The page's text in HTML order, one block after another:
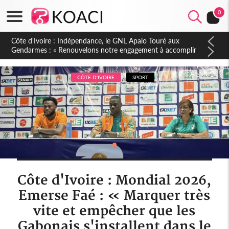
0
Sierra Leone : Un projet de réforme constitutionnelle en
gestation, points clés des amendements, un exclu d'avance
CÔTE D'IVOIRE SPORT
Côte d'Ivoire : Mondial 2026,
Emerse Faé : « Marquer très
vite et empêcher que les